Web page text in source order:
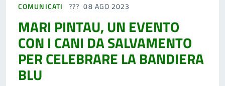
COMUNICATI 08 AGO 2023
MARI PINTAU, UN EVENTO
CON I CANI DA SALVAMENTO
PER CELEBRARE LA BANDIERA
BLU